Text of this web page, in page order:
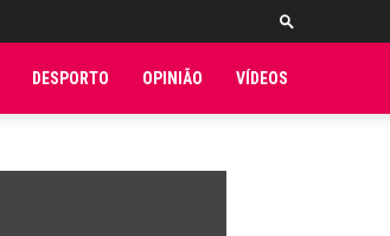
DESPORTO OPINIÃO VÍDEOS